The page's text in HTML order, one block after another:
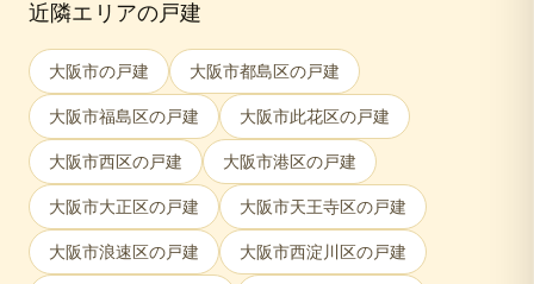
近隣エリアの戸建
大阪市の戸建 大阪市都島区の戸建
大阪市福島区の戸建 大阪市此花区の戸建
大阪市西区の戸建 大阪市港区の戸建
大阪市大正区の戸建 大阪市天王寺区の戸建
大阪市浪速区の戸建 大阪市西淀川区の戸建